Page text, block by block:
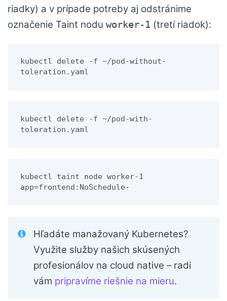
riadky) a v prípade potreby aj odstránime
označenie Taint nodu worker-1 (tretí riadok):
kubectl delete -f ~/pod-without-
toleration.yaml
kubectl delete -f ~/pod-with-
toleration.yaml
kubectl taint node worker-1
app=frontend:NoSchedule-
Hľadáte manažovaný Kubernetes?
Využite služby našich skúsených
profesionálov na cloud native – radi
vám pripravíme riešnie na mieru.